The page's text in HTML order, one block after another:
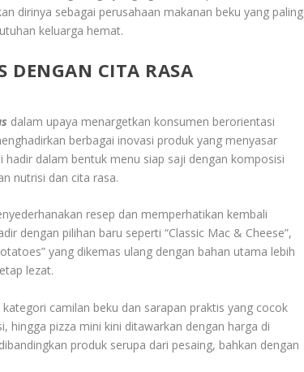
dirinya sebagai perusahaan makanan beku yang paling
keluarga hemat.
DENGAN CITA RASA
dalam upaya menargetkan konsumen berorientasi
berbagai inovasi produk yang menyasar
dalam bentuk menu siap saji dengan komposisi
nutrisi dan cita rasa.
resep dan memperhatikan kembali
dengan pilihan baru seperti “Classic Mac & Cheese”,
yang dikemas ulang dengan bahan utama lebih
lezat.
camilan beku dan sarapan praktis yang cocok
hingga pizza mini kini ditawarkan dengan harga di
produk serupa dari pesaing, bahkan dengan